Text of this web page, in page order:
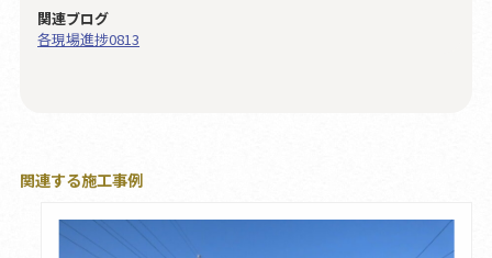
関連ブログ
各現場進捗0813
関連する施工事例